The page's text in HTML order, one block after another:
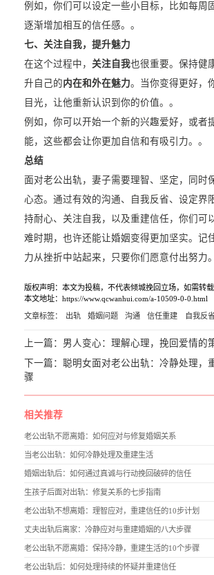
例如，你们可以设定一些小目标，比如每周
逐渐增加相互的信任感。。
七、关注自我，提升魅力
在这个过程中， 关注自我也很重要。保持健
升自己的内在和外在魅力。当你变得更好，
目光，让他重新认识到你的价值。。
例如，你可以开始一个新的兴趣爱好，或者
能，这些都会让你更加自信和有吸引力。。
总结
面对老公出轨，妻子需要理智、坚定，同时
心态。通过有效的沟通、自我反省、设定界
持耐心、关注自我，以及重建信任，你们可
难时期，也许还能让婚姻变得更加坚实。记
力从挫折中站起来，只要你们愿意付出努力。
版权声明：本文为投稿，不代表倾城挽回立场，如需转载
本文地址：https://www.qcwanhui.com/a-10509-0-0.html
文章标签： 出轨 婚姻问题 沟通 信任重建 自我反
上一篇： 男人变心：理解心理，挽回爱情的
下一篇： 聪明女面对老公出轨：冷静处理，
骤
相关推荐
老公出轨不愿离婚：如何应对与修复婚姻关系
当老公出轨：如何冷静处理及重建生活
婚姻出轨后：如何通过真诚与行动挽回破碎的信任
生孩子后面对出轨：修复关系的七步指南
老公出轨不想离婚：理智应对，重建信任的10步计划
丈夫出轨后离家：冷静应对与重建婚姻的八大步骤
老公出轨不愿离婚：保持冷静，重建生活的10个步骤
老公出轨后：如何处理持续的怀疑并重建信任